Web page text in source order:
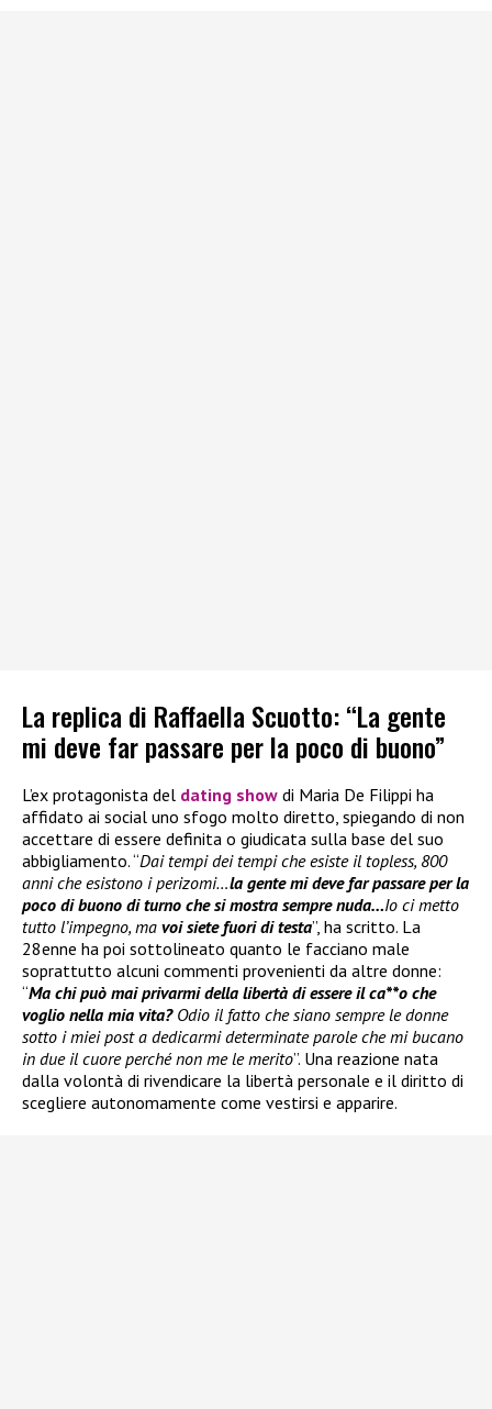
La replica di Raffaella Scuotto: “La gente
mi deve far passare per la poco di buono”
L’ex protagonista del dating show di Maria De Filippi ha
affidato ai social uno sfogo molto diretto, spiegando di non
accettare di essere definita o giudicata sulla base del suo
abbigliamento. “Dai tempi dei tempi che esiste il topless, 800
anni che esistono i perizomi…la gente mi deve far passare per la
poco di buono di turno che si mostra sempre nuda…Io ci metto
tutto l’impegno, ma voi siete fuori di testa”, ha scritto. La
28enne ha poi sottolineato quanto le facciano male
soprattutto alcuni commenti provenienti da altre donne:
“Ma chi può mai privarmi della libertà di essere il ca**o che
voglio nella mia vita? Odio il fatto che siano sempre le donne
sotto i miei post a dedicarmi determinate parole che mi bucano
in due il cuore perché non me le merito”. Una reazione nata
dalla volontà di rivendicare la libertà personale e il diritto di
scegliere autonomamente come vestirsi e apparire.